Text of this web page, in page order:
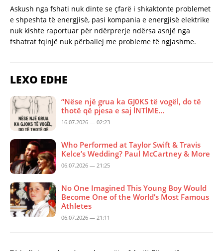
Askush nga fshati nuk dinte se çfarë i shkaktonte problemet
e shpeshta të energjisë, pasi kompania e energjisë elektrike
nuk kishte raportuar për ndërprerje ndërsa asnjë nga
fshatrat fqinjë nuk përballej me probleme të ngjashme.
LEXO EDHE
“Nëse një grua ka GJ0KS të vogël, do të
thotë që pjesa e saj lNTlME…
16.07.2026 — 02:23
Who Performed at Taylor Swift & Travis
Kelce’s Wedding? Paul McCartney & More
06.07.2026 — 21:25
No One Imagined This Young Boy Would
Become One of the World’s Most Famous
Athletes
06.07.2026 — 21:11